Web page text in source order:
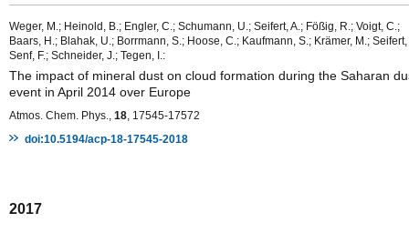
Weger, M.; Heinold, B.; Engler, C.; Schumann, U.; Seifert, A.; Fößig, R.; Voigt, C.;
Baars, H.; Blahak, U.; Borrmann, S.; Hoose, C.; Kaufmann, S.; Krämer, M.; Seifert,
Senf, F.; Schneider, J.; Tegen, I.:
The impact of mineral dust on cloud formation during the Saharan
event in April 2014 over Europe
Atmos. Chem. Phys., 18 , 17545-17572
doi:10.5194/acp-18-17545-2018
2017